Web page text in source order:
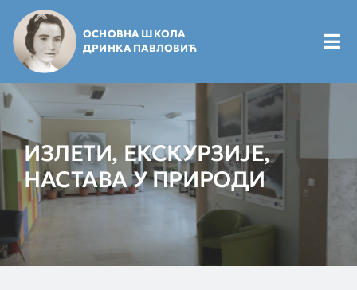
content
ОСНОВНА ШКОЛА
ДРИНКА ПАВЛОВИЋ
Почетна
Будући ђаци
Школарци
Маме и тате
ИЗЛЕТИ, ЕКСКУРЗИЈЕ,
НАСТАВА У ПРИРОДИ